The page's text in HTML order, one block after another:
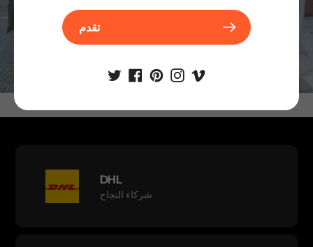
DHL
شركاء النجاح
تقدم